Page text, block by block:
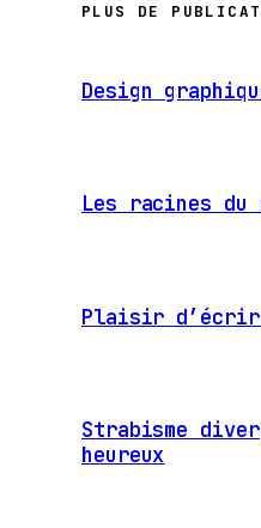
PLUS DE
Design
Les racines du
Plaisir
Strabisme
heureux